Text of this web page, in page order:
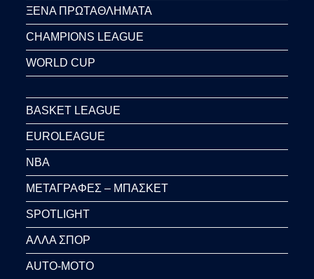
ΞΕΝΑ ΠΡΩΤΑΘΛΗΜΑΤΑ
CHAMPIONS LEAGUE
WORLD CUP
BASKET LEAGUE
EUROLEAGUE
NBA
ΜΕΤΑΓΡΑΦΕΣ – ΜΠΑΣΚΕΤ
SPOTLIGHT
ΑΛΛΑ ΣΠΟΡ
AUTO-MOTO